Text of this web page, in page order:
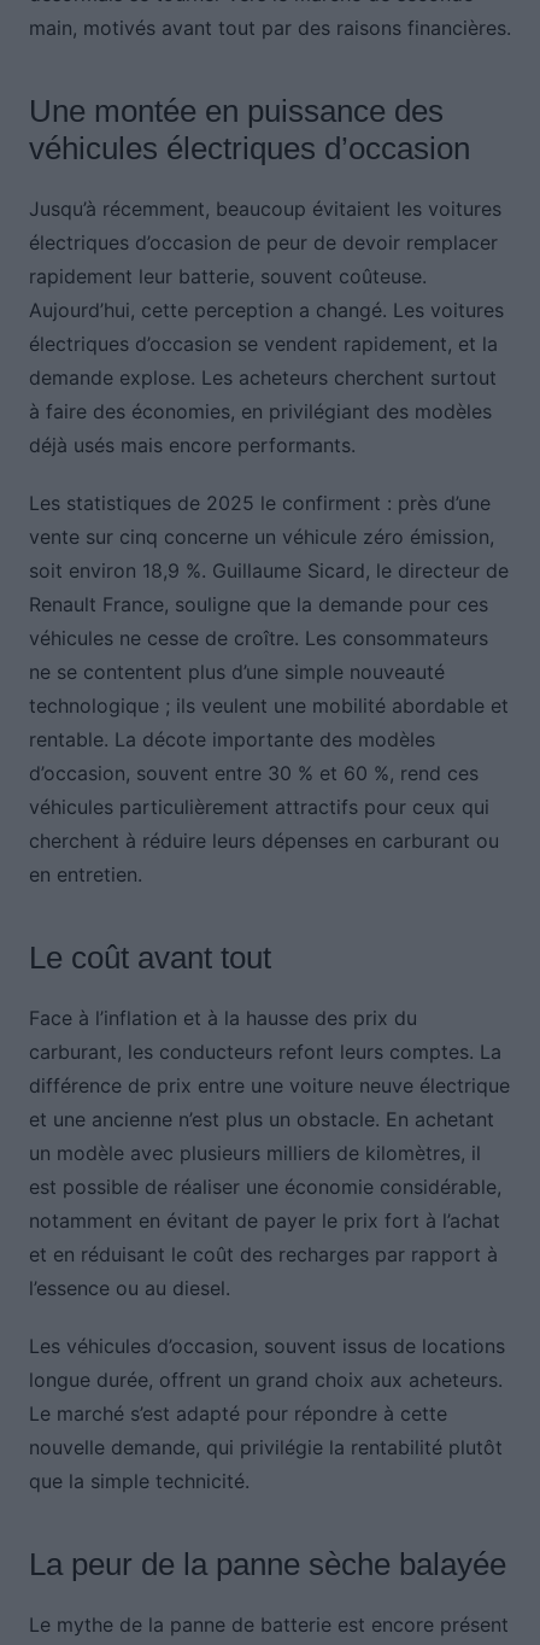
main, motivés avant tout par des raisons financières.
Une montée en puissance des
véhicules électriques d’occasion
Jusqu’à récemment, beaucoup évitaient les voitures
électriques d’occasion de peur de devoir remplacer
rapidement leur batterie, souvent coûteuse.
Aujourd’hui, cette perception a changé. Les voitures
électriques d’occasion se vendent rapidement, et la
demande explose. Les acheteurs cherchent surtout
à faire des économies, en privilégiant des modèles
déjà usés mais encore performants.
Les statistiques de 2025 le confirment : près d’une
vente sur cinq concerne un véhicule zéro émission,
soit environ 18,9 %. Guillaume Sicard, le directeur de
Renault France, souligne que la demande pour ces
véhicules ne cesse de croître. Les consommateurs
ne se contentent plus d’une simple nouveauté
technologique ; ils veulent une mobilité abordable et
rentable. La décote importante des modèles
d’occasion, souvent entre 30 % et 60 %, rend ces
véhicules particulièrement attractifs pour ceux qui
cherchent à réduire leurs dépenses en carburant ou
en entretien.
Le coût avant tout
Face à l’inflation et à la hausse des prix du
carburant, les conducteurs refont leurs comptes. La
différence de prix entre une voiture neuve électrique
et une ancienne n’est plus un obstacle. En achetant
un modèle avec plusieurs milliers de kilomètres, il
est possible de réaliser une économie considérable,
notamment en évitant de payer le prix fort à l’achat
et en réduisant le coût des recharges par rapport à
l’essence ou au diesel.
Les véhicules d’occasion, souvent issus de locations
longue durée, offrent un grand choix aux acheteurs.
Le marché s’est adapté pour répondre à cette
nouvelle demande, qui privilégie la rentabilité plutôt
que la simple technicité.
La peur de la panne sèche balayée
Le mythe de la panne de batterie est encore présent